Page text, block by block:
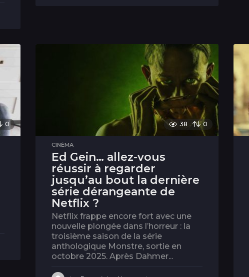
0 38 0
CINÉMA
Ed Gein… allez-vous
réussir à regarder
jusqu’au bout la dernière
série dérangeante de
Netflix ?
Netflix frappe encore fort avec une
nouvelle plongée dans l’horreur : la
troisième saison de la série
anthologique Monstre, sortie en
octobre 2025. Après Dahmer...